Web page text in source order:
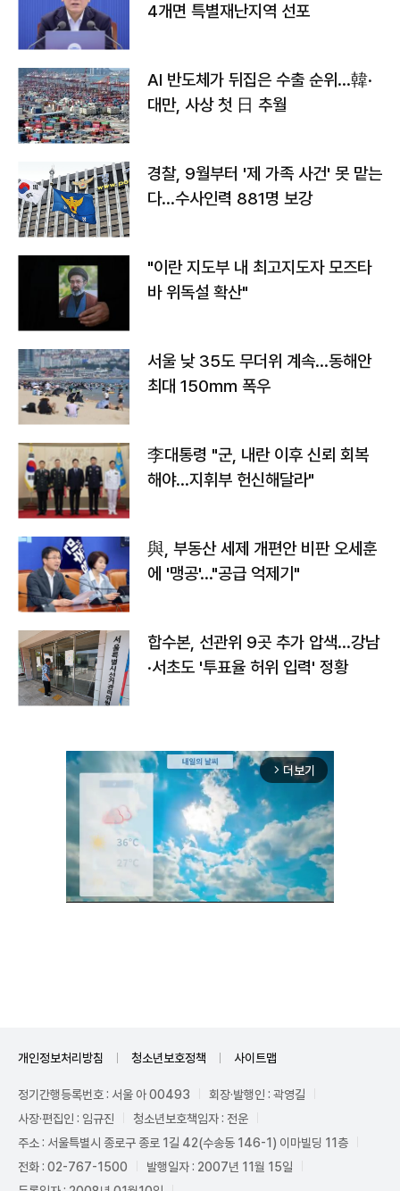
4개면 특별재난지역 선포
AI 반도체가 뒤집은 수출 순위…韓·
대만, 사상 첫 日 추월
경찰, 9월부터 '제 가족 사건' 못 맡는
다…수사인력 881명 보강
"이란 지도부 내 최고지도자 모즈타
바 위독설 확산"
서울 낮 35도 무더위 계속…동해안
최대 150㎜ 폭우
李대통령 "군, 내란 이후 신뢰 회복
해야…지휘부 헌신해달라"
與, 부동산 세제 개편안 비판 오세훈
에 '맹공'…"공급 억제기"
합수본, 선관위 9곳 추가 압색…강남
·서초도 '투표율 허위 입력' 정황
arrow_forward_ios 더보기
개인정보처리방침 청소년보호정책 사이트맵
정기간행등록번호 : 서울 아 00493
회장·발행인 : 곽영길
사장·편집인 : 임규진
청소년보호책임자 : 전운
주소 : 서울특별시 종로구 종로 1길 42(수송동 146-1) 이마빌딩 11층
전화 : 02-767-1500
발행일자 : 2007년 11월 15일